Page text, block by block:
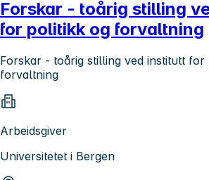
Forskar - toårig stilling
for politikk og forvaltning
Forskar - toårig stilling ved institutt for
forvaltning
Arbeidsgiver
Universitetet i Bergen